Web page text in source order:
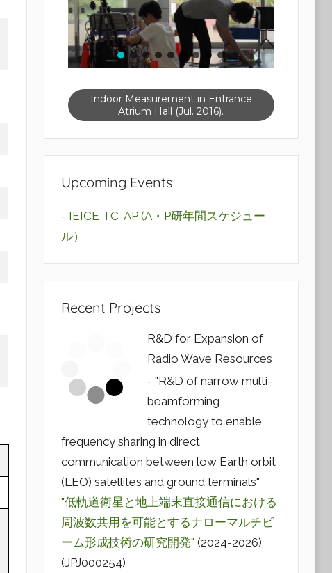
Indoor Measurement in Entrance
Atrium Hall (Jul. 2016).
Upcoming Events
- IEICE TC-AP (A・P研年間スケジュー
ル）
Recent Projects
R&D for Expansion of
Radio Wave Resources
- "R&D of narrow multi-
beamforming
technology to enable
frequency sharing in direct
communication between low Earth orbit
(LEO) satellites and ground terminals"
"低軌道衛星と地上端末直接通信における
周波数共用を可能とするナローマルチビ
ーム形成技術の研究開発" (2024-2026)
(JPJ000254)